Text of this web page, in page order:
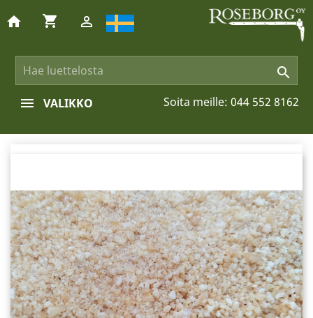

home shopping_cart 
Soita meille: 044 552 8162
VALIKKO